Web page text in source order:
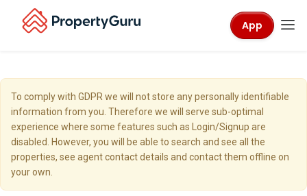
App
To comply with GDPR we will not store any personally identifiable
information from you. Therefore we will serve sub-optimal
experience where some features such as Login/Signup are
disabled. However, you will be able to search and see all the
properties, see agent contact details and contact them offline on
your own.